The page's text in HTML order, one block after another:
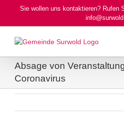
Sie wollen uns kontaktieren? Rufen
Absage von
Coronavirus